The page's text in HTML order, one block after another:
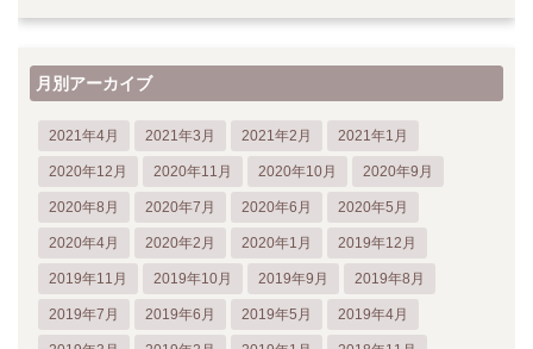
月別アーカイブ
2021年4月 2021年3月 2021年2月 2021年1月
2020年12月 2020年11月 2020年10月 2020年9月
2020年8月 2020年7月 2020年6月 2020年5月
2020年4月 2020年2月 2020年1月 2019年12月
2019年11月 2019年10月 2019年9月 2019年8月
2019年7月 2019年6月 2019年5月 2019年4月